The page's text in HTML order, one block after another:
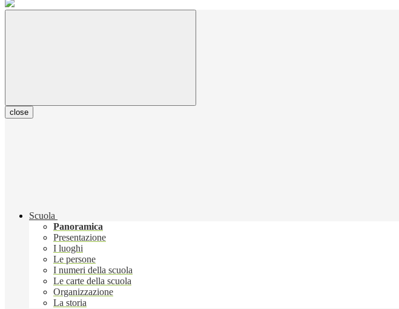
close
Scuola
Panoramica
Presentazione
I luoghi
Le persone
I numeri della scuola
Le carte della scuola
Organizzazione
La storia